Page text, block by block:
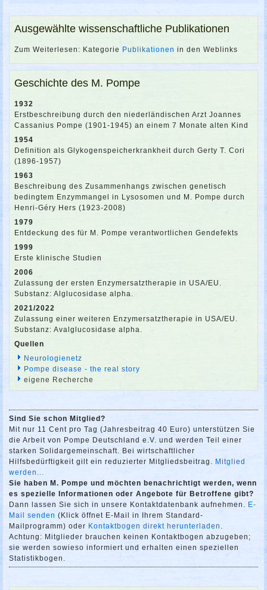
Ausgewählte wissenschaftliche Publikationen
Zum Weiterlesen: Kategorie Publikationen in den Weblinks
Geschichte des M. Pompe
1932
Erstbeschreibung durch den niederländischen Arzt Joannes
Cassanius Pompe (1901-1945) an einem 7 Monate alten Kind
1954
Definition als Glykogenspeicherkrankheit durch Gerty T. Cori
(1896-1957)
1963
Beschreibung des Zusammenhangs zwischen genetisch
bedingtem Enzymmangel in Lysosomen und M. Pompe durch
Henri-Géry Hers (1923-2008)
1979
Entdeckung des für M. Pompe verantwortlichen Gendefekts
1999
Erste klinische Studien
2006
Zulassung der ersten Enzymersatztherapie in USA/EU.
Substanz: Alglucosidase alpha.
2021/2022
Zulassung einer weiteren Enzymersatztherapie in USA/EU.
Substanz: Avalglucosidase alpha.
Quellen
Neurologienetz
Pompe disease - the real story
eigene Recherche
Sind Sie schon Mitglied?
Mit nur 11 Cent pro Tag (Jahresbeitrag 40 Euro) unterstützen Sie
die Arbeit von Pompe Deutschland e.V. und werden Teil einer
starken Solidargemeinschaft. Bei wirtschaftlicher
Hilfsbedürftigkeit gilt ein reduzierter Mitgliedsbeitrag. Mitglied
werden...
Sie haben M. Pompe und möchten benachrichtigt werden, wenn
es spezielle Informationen oder Angebote für Betroffene gibt?
Dann lassen Sie sich in unsere Kontaktdatenbank aufnehmen. E-
Mail senden (Klick öffnet E-Mail in Ihrem Standard-
Mailprogramm) oder Kontaktbogen direkt herunterladen
Achtung: Mitglieder brauchen keinen Kontaktbogen abzugeben;
sie werden sowieso informiert und erhalten einen speziellen
Statistikbogen.